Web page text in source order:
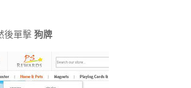
後單擊 狗牌